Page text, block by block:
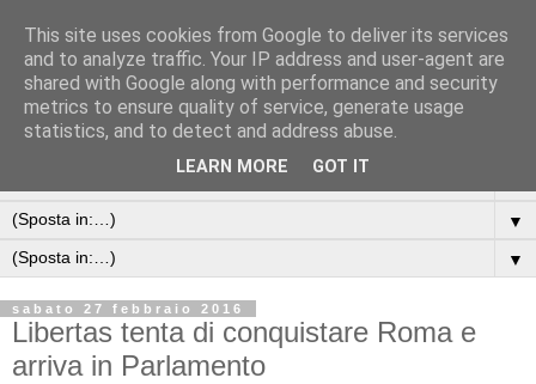
▼
▼
sabato 27 febbraio 2016
Libertas tenta di conquistare Roma e
arriva in Parlamento
This site uses cookies from Google to deliver its services
and to analyze traffic. Your IP address and user-agent are
shared with Google along with performance and security
metrics to ensure quality of service, generate usage
statistics, and to detect and address abuse.
LEARN MORE GOT IT